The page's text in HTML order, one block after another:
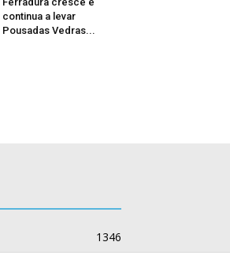
continua a levar
Pousadas Vedras...
1346